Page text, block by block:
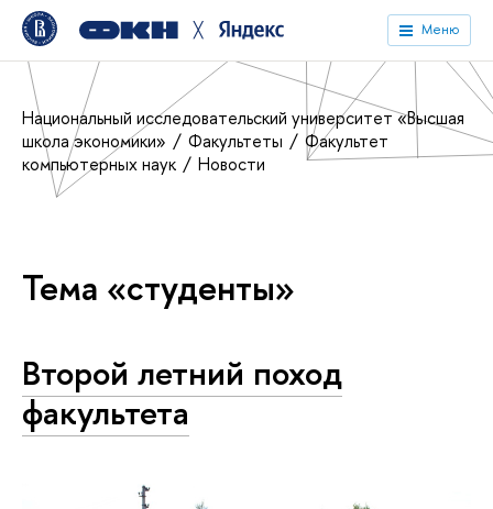
╳ Меню
Национальный исследовательский университет «Высшая
школа экономики»
Факультеты
Факультет
компьютерных наук
Новости
Тема «студенты»
Второй летний поход
факультета